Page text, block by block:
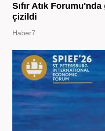
Sıfır Atık
çizildi
Haber7